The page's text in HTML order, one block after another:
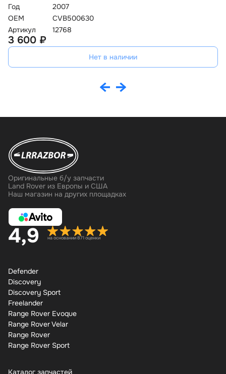
Год
2007
OEM
CVB500630
Артикул
12768
3 600 ₽
Нет в наличии
Оригинальные б/у запчасти
Land Rover из Европы и США
Наш магазин на других площадках
4,9 на основании 871 оценки
Defender
Discovery
Discovery Sport
Freelander
Range Rover Evoque
Range Rover Velar
Range Rover
Range Rover Sport
Каталог запчастей